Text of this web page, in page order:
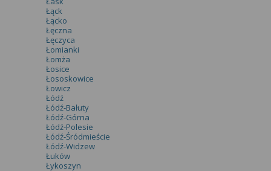
Łąck
Łącko
Łęczna
Łęczyca
Łomianki
Łomża
Łosice
Łososkowice
Łowicz
Łódź
Łódź-Bałuty
Łódź-Górna
Łódź-Polesie
Łódź-Śródmieście
Łódź-Widzew
Łuków
Łykoszyn